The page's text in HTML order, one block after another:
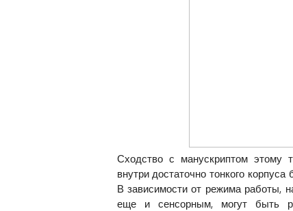
Сходство с манускриптом этому
внутри достаточно тонкого
В зависимости от режима работы,
еще и сенсорным, могут быть